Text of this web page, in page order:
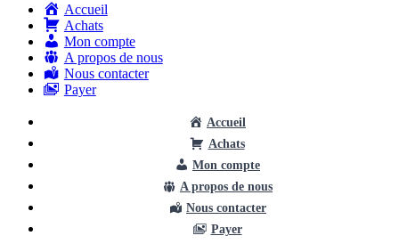
Accueil
Achats
Mon compte
A propos de nous
Nous contacter
Payer
Accueil
Achats
Mon compte
A propos de nous
Nous contacter
Payer